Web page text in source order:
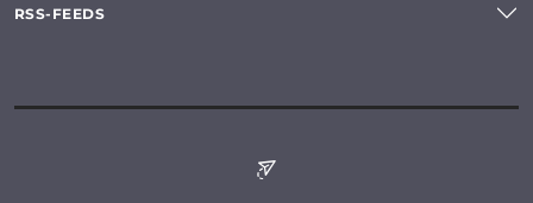
RSS-FEEDS